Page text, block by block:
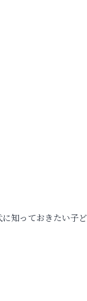
知っておきたい子